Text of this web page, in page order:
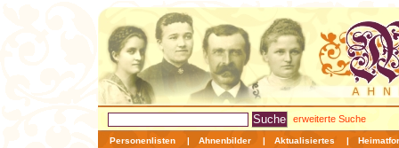
erweiterte Suche
Personenlisten | Ahnenbilder | Aktualisiertes |